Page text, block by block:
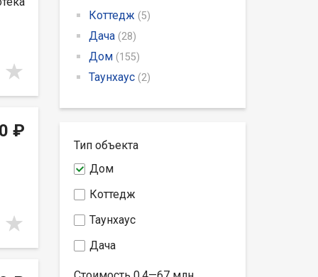
₽
Коттедж (5)
Дача (28)
Дом (155)
Таунхаус (2)
Тип объекта
Дом
Коттедж
Таунхаус
Дача